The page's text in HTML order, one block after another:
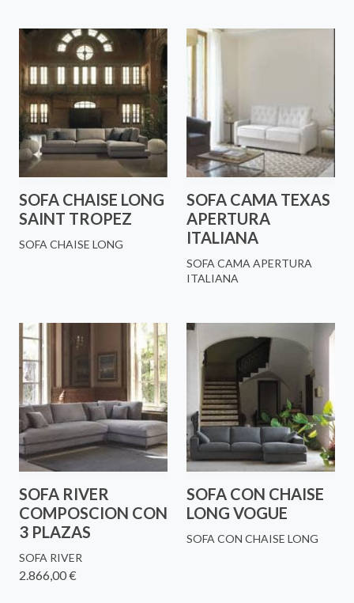
SOFA CHAISE LONG
SAINT TROPEZ
SOFA CHAISE LONG
SOFA CAMA TEXAS
APERTURA
ITALIANA
SOFA CAMA APERTURA
ITALIANA
SOFA RIVER
COMPOSCION CON
3 PLAZAS
SOFA RIVER
2.866,00 €
SOFA CON CHAISE
LONG VOGUE
SOFA CON CHAISE LONG